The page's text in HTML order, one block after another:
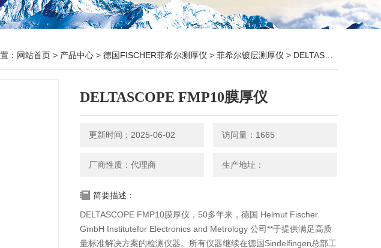
： 网站首页 > 产品中心 > 德国FISCHER菲希尔测厚仪 > 菲希尔镀层测厚仪 > DELTASCOPE FMP10膜厚仪
DELTASCOPE FMP10膜厚仪
更新时间：2025-06-02 访问量：1665
厂商性质：代理商 生产地址：
简要描述：
DELTASCOPE FMP10膜厚仪，50多年来，德国 Helmut Fischer
GmbH Institutefor Electronics and Metrology 公司**于提供满足高质
量标准解决方案的检测仪器。所有仪器继续在德国Sindelfingen总部工